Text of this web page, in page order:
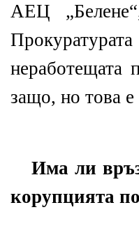
АЕЦ
неработещата
защо, но това е
Има ли
корупцията